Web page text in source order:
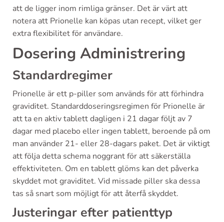
att de ligger inom rimliga gränser. Det är värt att
notera att Prionelle kan köpas utan recept, vilket ger
extra flexibilitet för användare.
Dosering Administrering
Standardregimer
Prionelle är ett p-piller som används för att förhindra
graviditet. Standarddoseringsregimen för Prionelle är
att ta en aktiv tablett dagligen i 21 dagar följt av 7
dagar med placebo eller ingen tablett, beroende på om
man använder 21- eller 28-dagars paket. Det är viktigt
att följa detta schema noggrant för att säkerställa
effektiviteten. Om en tablett glöms kan det påverka
skyddet mot graviditet. Vid missade piller ska dessa
tas så snart som möjligt för att återfå skyddet.
Justeringar efter patienttyp